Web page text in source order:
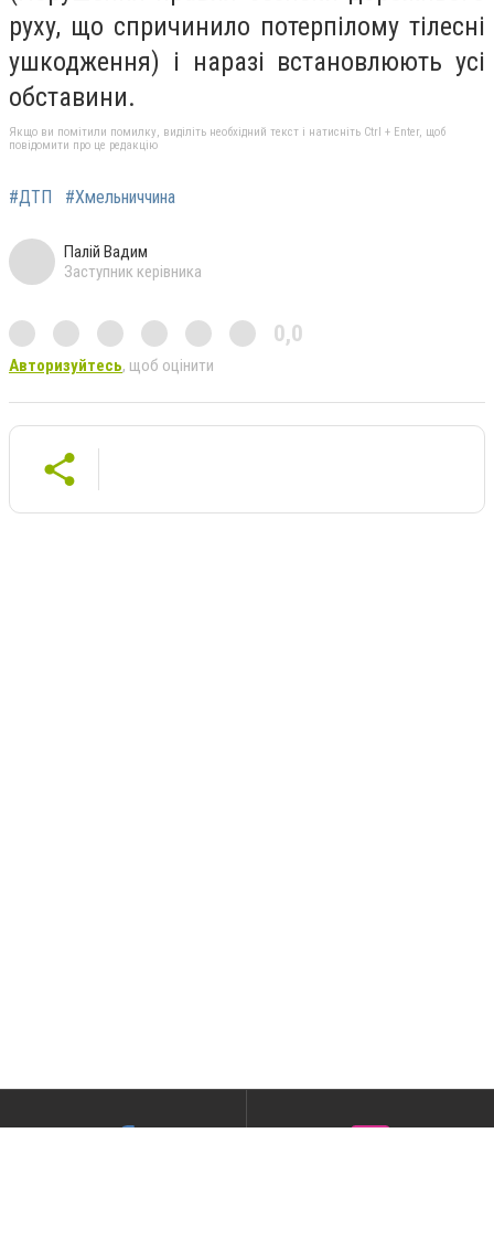
руху, що спричинило потерпілому тілесні
ушкодження) і наразі встановлюють усі
обставини.
Якщо ви помітили помилку, виділіть необхідний текст і натисніть Ctrl + Enter, щоб
повідомити про це редакцію
#ДТП #Хмельниччина
Палій Вадим
Заступник керівника
0,0
Авторизуйтесь, щоб оцінити